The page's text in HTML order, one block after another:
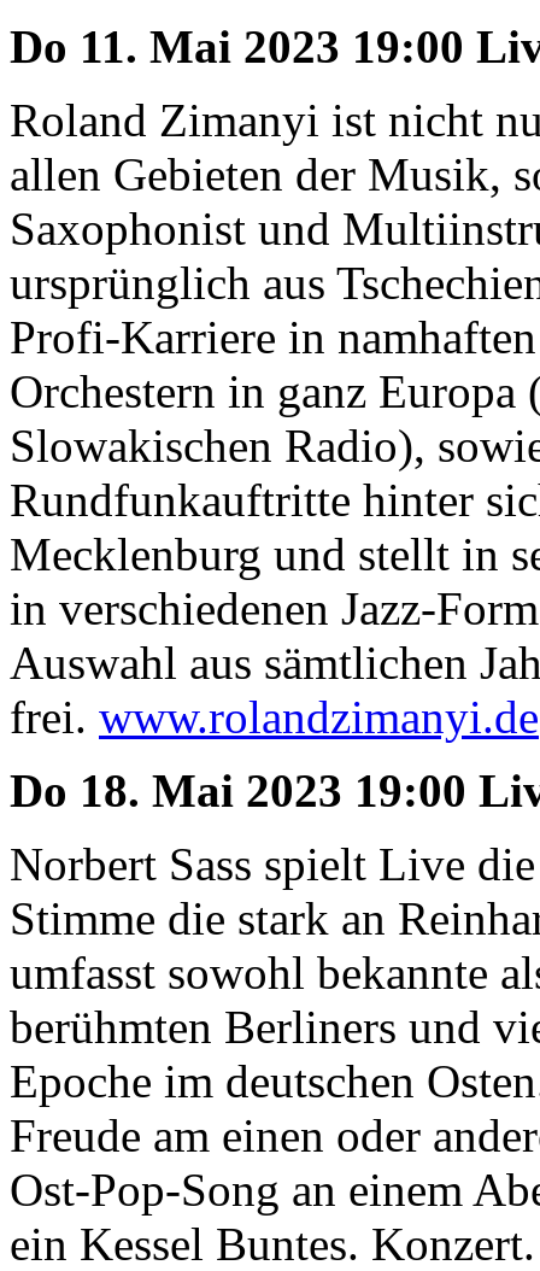
Do 11. Mai 2023 19:00
Roland Zimanyi ist nicht
allen Gebieten der Musik,
Saxophonist und
ursprünglich aus
Profi-Karriere in
Orchestern in ganz Europa
Slowakischen Radio),
Rundfunkauftritte hinter
Mecklenburg und stellt in
in verschiedenen Jazz-
Auswahl aus sämtlichen
frei. www.rolandzimanyi.de
Do 18. Mai 2023 19:00
Norbert Sass spielt Live
Stimme die stark an
umfasst sowohl bekannte
berühmten Berliners und
Epoche im deutschen
Freude am einen oder
Ost-Pop-Song an einem
ein Kessel Buntes.